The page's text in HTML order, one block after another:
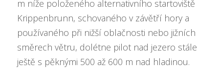
m níže položeného alternativního startoviště
Krippenbrunn, schovaného v závětří hory a
používaného při nižší oblačnosti nebo jižních
směrech větru, dolétne pilot nad jezero stále
ještě s pěknými 500 až 600 m nad hladinou.